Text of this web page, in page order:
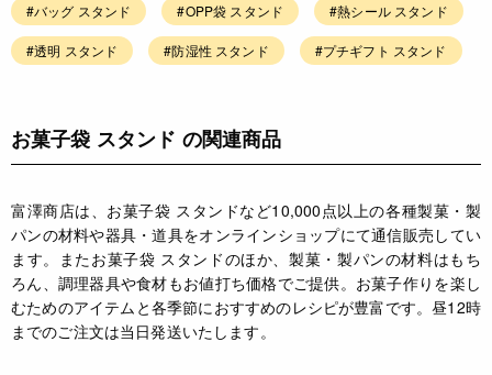
#バッグ スタンド #OPP袋 スタンド #熱シール スタンド
#透明 スタンド #防湿性 スタンド #プチギフト スタンド
お菓子袋 スタンド の関連商品
富澤商店は、お菓子袋 スタンドなど10,000点以上の各種製菓・製
パンの材料や器具・道具をオンラインショップにて通信販売してい
ます。またお菓子袋 スタンドのほか、製菓・製パンの材料はもち
ろん、調理器具や食材もお値打ち価格でご提供。お菓子作りを楽し
むためのアイテムと各季節におすすめのレシピが豊富です。昼12時
までのご注文は当日発送いたします。